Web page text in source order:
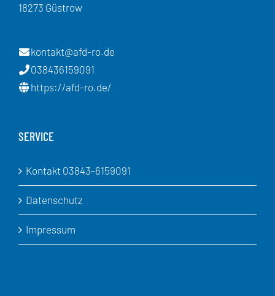
18273 Güstrow
kontakt@afd-ro.de
038436159091
https://afd-ro.de/
SERVICE
Kontakt 03843-6159091
Datenschutz
Impressum